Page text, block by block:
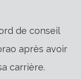
de conseil
après avoir
carrière.